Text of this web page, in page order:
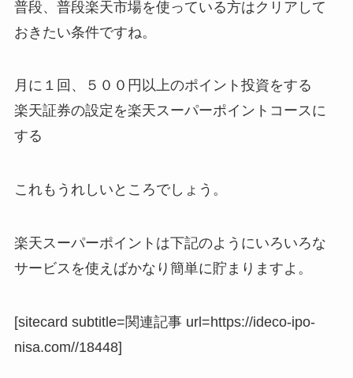
普段、普段楽天市場を使っている方はクリアして
おきたい条件ですね。
月に１回、５００円以上のポイント投資をする
楽天証券の設定を楽天スーパーポイントコースに
する
これもうれしいところでしょう。
楽天スーパーポイントは下記のようにいろいろな
サービスを使えばかなり簡単に貯まりますよ。
[sitecard subtitle=関連記事 url=https://ideco-ipo-
nisa.com//18448]